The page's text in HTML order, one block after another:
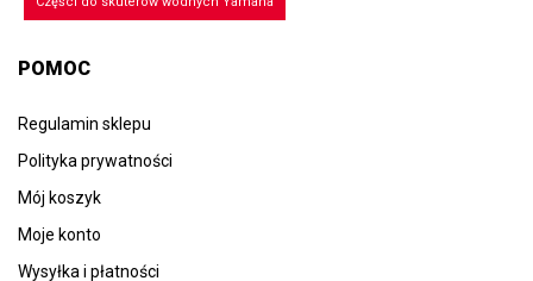
POMOC
Regulamin sklepu
Polityka prywatności
Mój koszyk
Moje konto
Wysyłka i płatności